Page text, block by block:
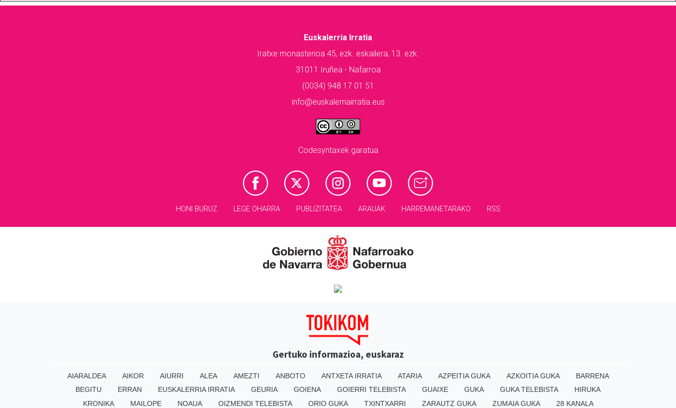
Euskalerria Irratia
Iratxe monasterioa 45, ezk. eskailera, 13. ezk.
31011 Iruñea - Nafarroa
(0034) 948 17 01 51
info@euskalerriairratia.eus
Codesyntaxek garatua
HONI BURUZ LEGE OHARRA PUBLIZITATEA ARAUAK HARREMANETARAKO RSS
Gertuko informazioa, euskaraz
AIARALDEA AIKOR AIURRI ALEA AMEZTI ANBOTO ANTXETA IRRATIA ATARIA AZPEITIA GUKA AZKOITIA GUKA
BARRENA
BEGITU
ERRAN EUSKALERRIA IRRATIA GEURIA GOIENA GOIERRI TELEBISTA GUAIXE GUKA GUKA TELEBISTA
HIRUKA
KRONIKA
MAILOPE NOAUA OIZMENDI TELEBISTA ORIO GUKA TXINTXARRI ZARAUTZ GUKA ZUMAIA GUKA 28 KANALA